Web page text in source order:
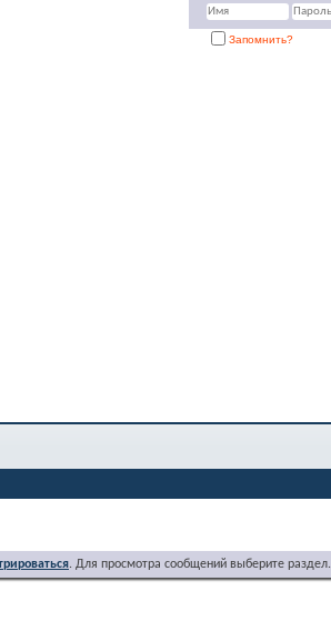
Запомнить?
. Для просмотра сообщений выберите раздел.